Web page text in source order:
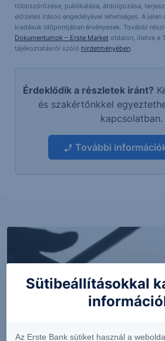
többszörözése, publikálása, átdolgozása,
előzetes írásos engedélyével lehetséges. A
kiadásuk időpontjában érvényesek. További
Dokumentumok – Erste Marketoldalon, illetve a
tájékoztatásról szóló hirdetményében.
Érdeklődik a részletek iránt?
és szakértőnkkel
kapcsolatban.
További
Sütibeállításokkal
Az Erste Bank sütiket használ a